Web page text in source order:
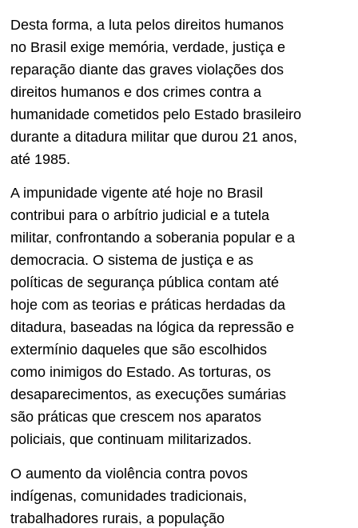
Desta forma, a luta pelos direitos humanos
no Brasil exige memória, verdade, justiça e
reparação diante das graves violações dos
direitos humanos e dos crimes contra a
humanidade cometidos pelo Estado brasileiro
durante a ditadura militar que durou 21 anos,
até 1985.
A impunidade vigente até hoje no Brasil
contribui para o arbítrio judicial e a tutela
militar, confrontando a soberania popular e a
democracia. O sistema de justiça e as
políticas de segurança pública contam até
hoje com as teorias e práticas herdadas da
ditadura, baseadas na lógica da repressão e
extermínio daqueles que são escolhidos
como inimigos do Estado. As torturas, os
desaparecimentos, as execuções sumárias
são práticas que crescem nos aparatos
policiais, que continuam militarizados.
O aumento da violência contra povos
indígenas, comunidades tradicionais,
trabalhadores rurais, a população